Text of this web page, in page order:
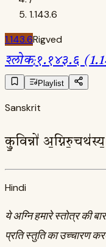
1.143.6
1.143.6Rigved
श्लोक:१.१४३.६
Playlist
Sanskrit
कु॒विन्नो॑
Hindi
ये अग्नि हमारे स्तोत्र की
प्रति स्तुति का उच्चारण